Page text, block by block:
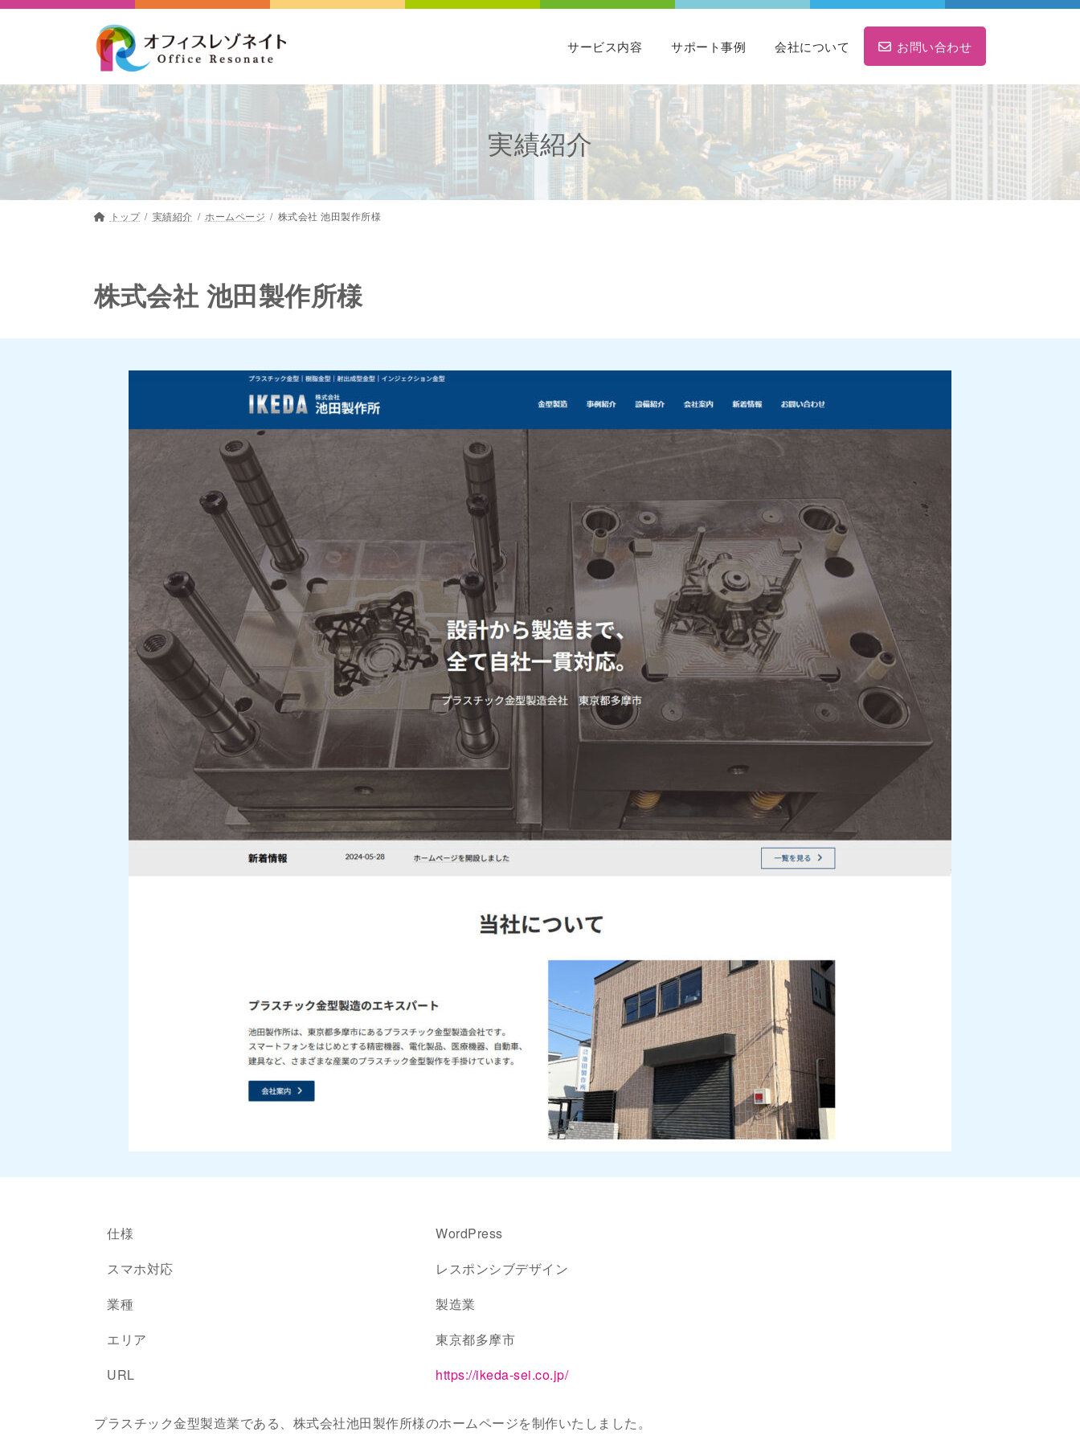
コ
ツ
へ
ス
ナ
シ
ョ
ン
サービス内容 サポート事例 会社について お問い合わせ
実績紹介
トップ 実績紹介 ホームページ 株式会社 池田製作所様
株式会社 池田製作所様
仕様
WordPress
スマホ対応
レスポンシブデザイン
業種
製造業
エリア
東京都多摩市
URL
https://ikeda-sei.co.jp/
プラスチック金型製造業である、株式会社池田製作所様のホームページを制作いたしました。